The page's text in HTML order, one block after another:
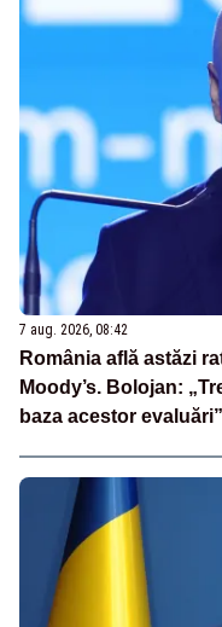
7 aug. 2026, 08:42
România află astăzi
Moody’s. Bolojan:
baza acestor evaluări”